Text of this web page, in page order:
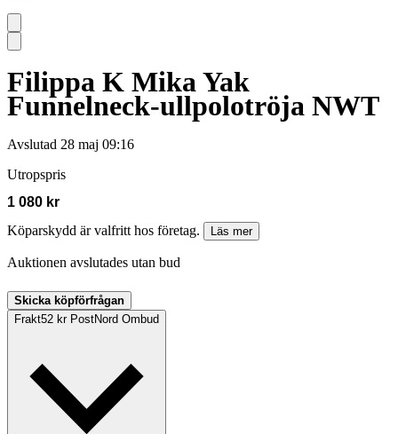
Filippa K Mika Yak
Funnelneck-ullpolotröja NWT
Avslutad 28 maj 09:16
Utropspris
1 080 kr
Köparskydd är valfritt hos företag.
Läs mer
Auktionen avslutades utan bud
Skicka köpförfrågan
Frakt52 kr PostNord Ombud